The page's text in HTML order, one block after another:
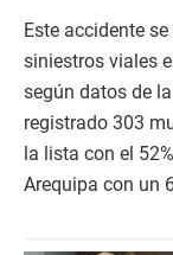
Este accidente
siniestros viales
según datos de
registrado 303
la lista con el
Arequipa con un